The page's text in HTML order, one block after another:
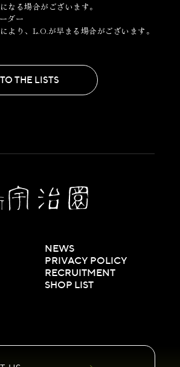
なる場合がございます。
ダー
より、L.O.が早まる場合がございます。
THE LISTS
NEWS
PRIVACY POLICY
RECRUITMENT
SHOP LIST